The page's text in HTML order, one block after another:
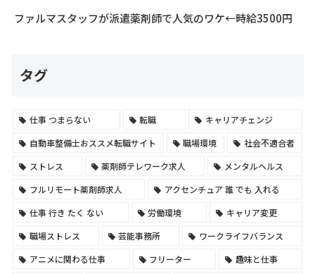
ファルマスタッフが派遣薬剤師で人気のワケ←時給3500円
タグ
仕事 つまらない 転職
キャリアチェンジ
自動車整備士おススメ転職サイト
職場環境
社会不適合者
ストレス
薬剤師テレワーク求人
メンタルヘルス
フルリモート薬剤師求人
アクセンチュア 誰 でも 入れる
仕事 行き たく ない
労働環境
キャリア変更
職場ストレス
芸能事務所
ワークライフバランス
アニメに関わる仕事
フリーター
趣味と仕事